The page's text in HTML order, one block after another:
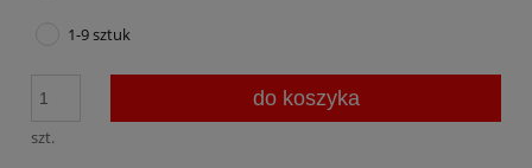
1-9 sztuk
szt.
do koszyka